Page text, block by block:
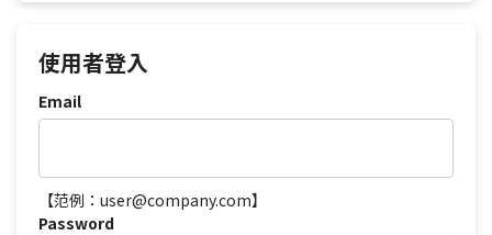
使用者登入
Email
【范例：user@company.com】
Password